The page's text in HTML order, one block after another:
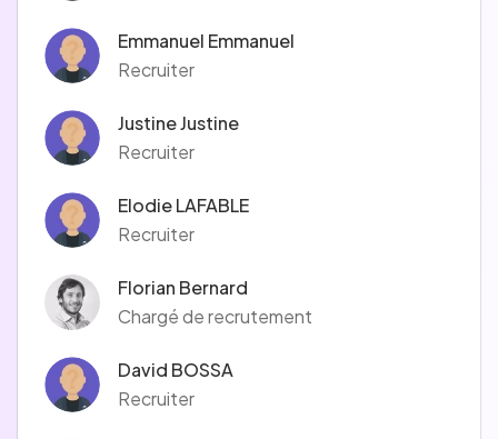
Emmanuel Emmanuel
Recruiter
Justine Justine
Recruiter
Elodie LAFABLE
Recruiter
Florian Bernard
Chargé de recrutement
David BOSSA
Recruiter